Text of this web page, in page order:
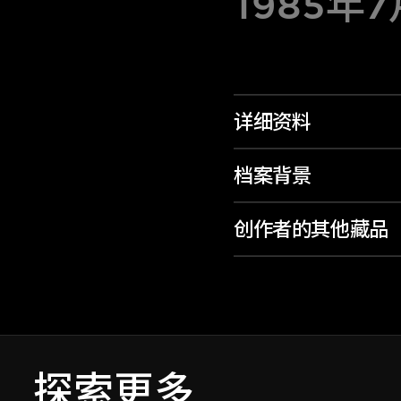
详细资料
档案背景
创作者的其他藏品